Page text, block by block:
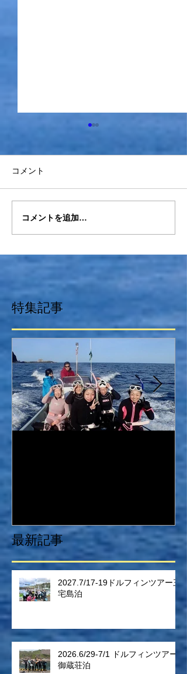
2026.5/13-15ドルフィンツ
アー御蔵荘泊
コメント
コメントを追加…
特集記事
最新記事
2027.7/17-19ドルフィンツアー三
宅島泊
2026.6/29-7/1 ドルフィンツアー
御蔵荘泊